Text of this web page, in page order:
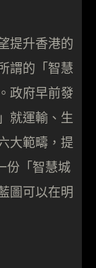
提升香港的
謂的「智慧
政府早前發
就運輸、生
大範疇，提
份「智慧城
圖可以在明